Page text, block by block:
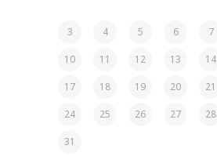
3 4 5 6 7
10 11 12 13 14
17 18 19 20 21
24 25 26 27 28
31